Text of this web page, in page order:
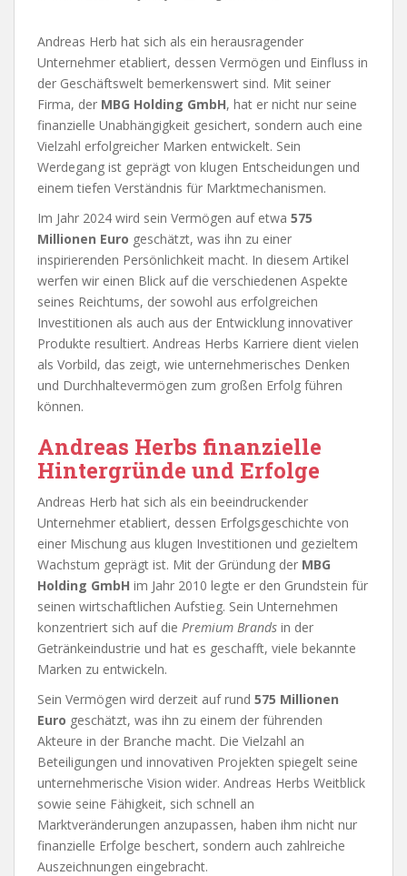
Andreas Herb hat sich als ein herausragender
Unternehmer etabliert, dessen Vermögen und Einfluss in
der Geschäftswelt bemerkenswert sind. Mit seiner
Firma, der MBG Holding GmbH, hat er nicht nur seine
finanzielle Unabhängigkeit gesichert, sondern auch eine
Vielzahl erfolgreicher Marken entwickelt. Sein
Werdegang ist geprägt von klugen Entscheidungen und
einem tiefen Verständnis für Marktmechanismen.
Im Jahr 2024 wird sein Vermögen auf etwa 575
Millionen Euro geschätzt, was ihn zu einer
inspirierenden Persönlichkeit macht. In diesem Artikel
werfen wir einen Blick auf die verschiedenen Aspekte
seines Reichtums, der sowohl aus erfolgreichen
Investitionen als auch aus der Entwicklung innovativer
Produkte resultiert. Andreas Herbs Karriere dient vielen
als Vorbild, das zeigt, wie unternehmerisches Denken
und Durchhaltevermögen zum großen Erfolg führen
können.
Andreas Herbs finanzielle
Hintergründe und Erfolge
Andreas Herb hat sich als ein beeindruckender
Unternehmer etabliert, dessen Erfolgsgeschichte von
einer Mischung aus klugen Investitionen und gezieltem
Wachstum geprägt ist. Mit der Gründung der MBG
Holding GmbH im Jahr 2010 legte er den Grundstein für
seinen wirtschaftlichen Aufstieg. Sein Unternehmen
konzentriert sich auf die Premium Brands in der
Getränkeindustrie und hat es geschafft, viele bekannte
Marken zu entwickeln.
Sein Vermögen wird derzeit auf rund 575 Millionen
Euro geschätzt, was ihn zu einem der führenden
Akteure in der Branche macht. Die Vielzahl an
Beteiligungen und innovativen Projekten spiegelt seine
unternehmerische Vision wider. Andreas Herbs Weitblick
sowie seine Fähigkeit, sich schnell an
Marktveränderungen anzupassen, haben ihm nicht nur
finanzielle Erfolge beschert, sondern auch zahlreiche
Auszeichnungen eingebracht.